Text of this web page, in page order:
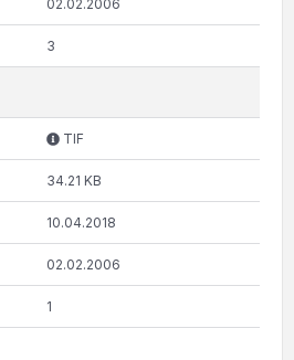
02.02.2006
3
TIF
34.21 KB
10.04.2018
02.02.2006
1